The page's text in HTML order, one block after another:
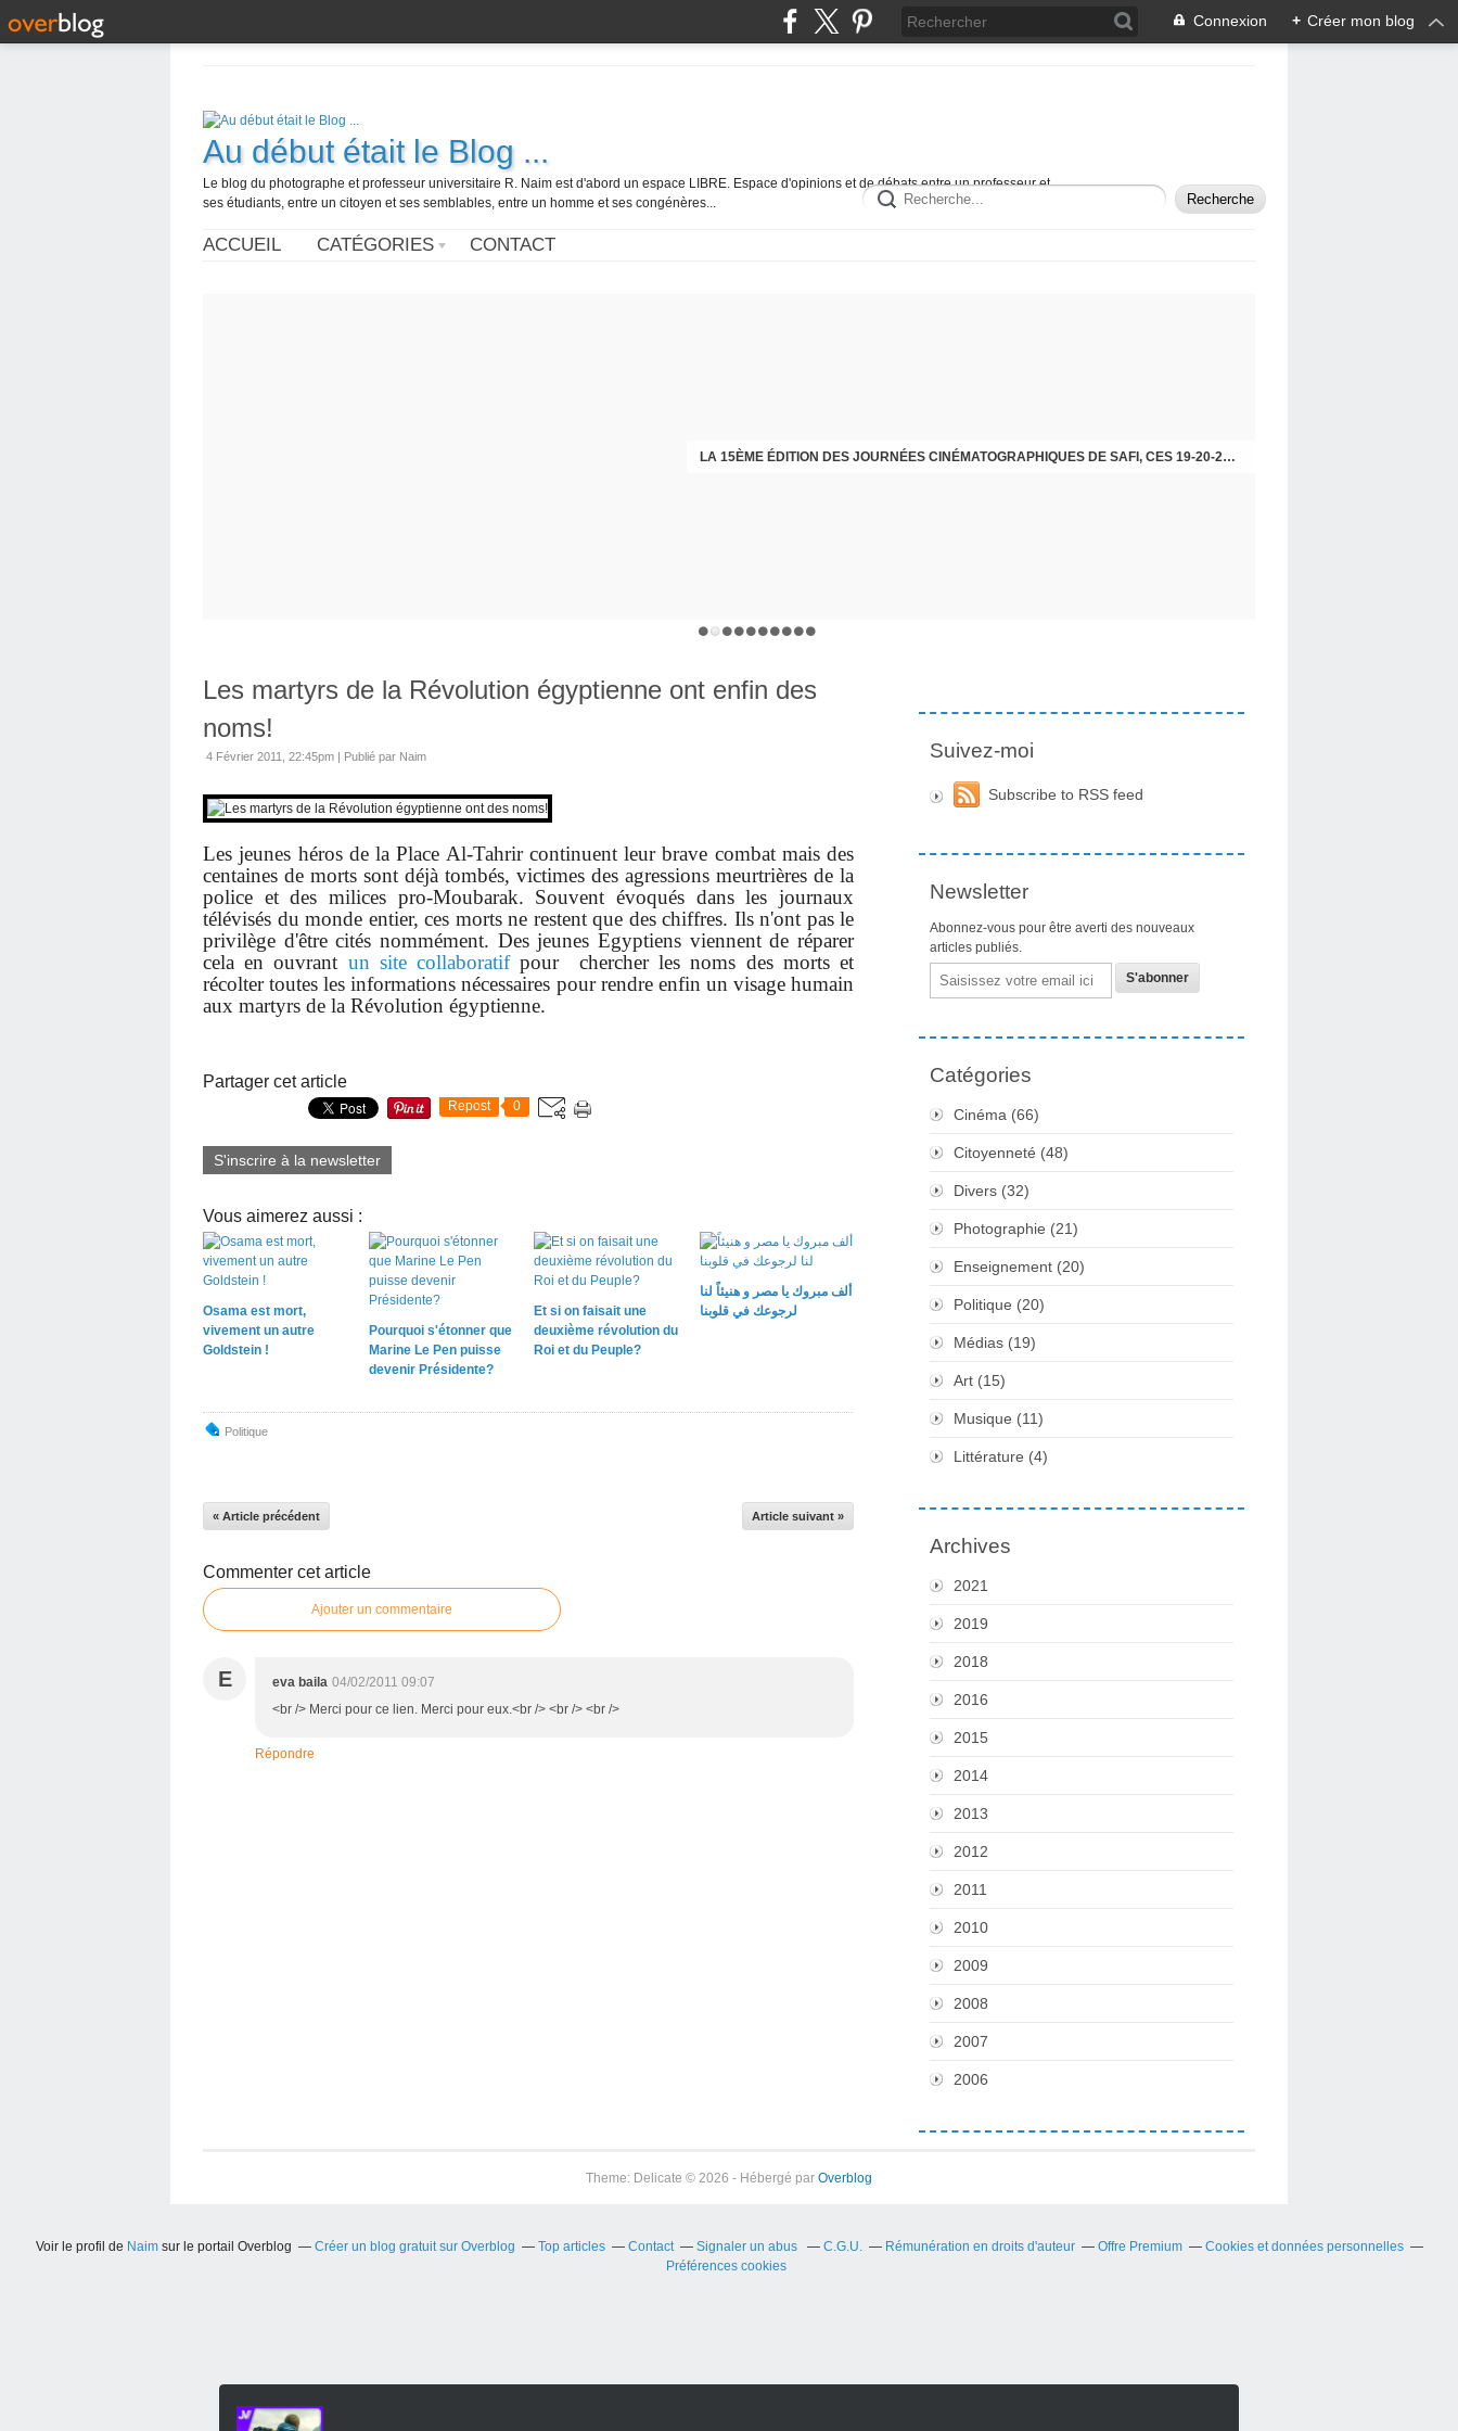
Connexion + Créer mon blog
Au début était le Blog ...
Le blog du photographe et professeur universitaire R. Naim est d'abord un espace LIBRE. Espace d'opinions et de débats entre un professeur et
ses étudiants, entre un citoyen et ses semblables, entre un homme et ses congénères...
ACCUEIL CATÉGORIES CONTACT
LA 15ÈME ÉDITION DES JOURNÉES CINÉMATOGRAPHIQUES DE SAFI, CES 19-20-21 MAI !
Les martyrs de la Révolution égyptienne ont enfin des
noms!
4 Février 2011, 22:45pm | Publié par Naim
Les jeunes héros de la Place Al-Tahrir continuent leur brave combat mais des
centaines de morts sont déjà tombés, victimes des agressions meurtrières de la
police et des milices pro-Moubarak. Souvent évoqués dans les journaux
télévisés du monde entier, ces morts ne restent que des chiffres. Ils n'ont pas le
privilège d'être cités nommément. Des jeunes Egyptiens viennent de réparer
cela en ouvrant un site collaboratifpour chercher les noms des morts et
récolter toutes les informations nécessaires pour rendre enfin un visage humain
aux martyrs de la Révolution égyptienne.
Partager cet article
Repost 0
S'inscrire à la newsletter
Vous aimerez aussi :
Osama est mort,
vivement un autre
Goldstein !
Pourquoi s'étonner que
Marine Le Pen puisse
devenir Présidente?
Et si on faisait une
deuxième révolution du
Roi et du Peuple?
ألف مبروك يا مصر و هنيئاً لنا
لرجوعك في قلوبنا
Politique
« Article précédent Article suivant »
Commenter cet article
Ajouter un commentaire
E eva baila 04/02/2011 09:07
<br /> Merci pour ce lien. Merci pour eux.<br /> <br /> <br />
Répondre
Suivez-moi
Subscribe to RSS feed
Newsletter
Abonnez-vous pour être averti des nouveaux
articles publiés.
Email
Catégories
Cinéma (66)
Citoyenneté (48)
Divers (32)
Photographie (21)
Enseignement (20)
Politique (20)
Médias (19)
Art (15)
Musique (11)
Littérature (4)
Archives
2021
2019
2018
2016
2015
2014
2013
2012
2011
2010
2009
2008
2007
2006
Theme: Delicate © 2026 - Hébergé par Overblog
Voir le profil de Naimsur le portail Overblog Créer un blog gratuit sur Overblog Top articles Contact Signaler un abus C.G.U. Rémunération en droits d'auteur Offre Premium
Cookies et données personnelles
Préférences cookies